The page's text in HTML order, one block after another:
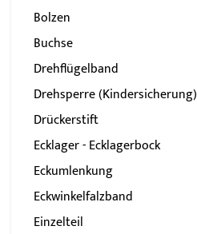
Bolzen
Buchse
Drehflügelband
Drehsperre (Kindersicherung)
Drückerstift
Ecklager - Ecklagerbock
Eckumlenkung
Eckwinkelfalzband
Einzelteil